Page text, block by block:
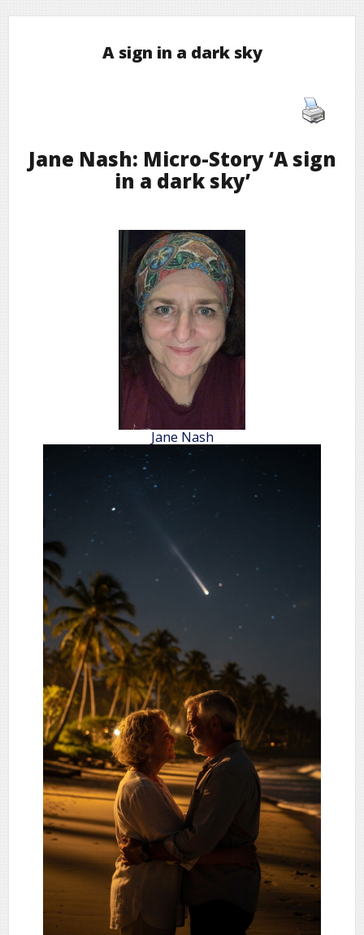
A sign in a dark sky
Jane Nash: Micro-Story ‘A sign
in a dark sky’
Jane Nash